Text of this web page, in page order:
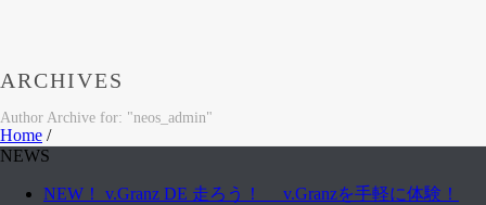
ARCHIVES
Author Archive for: "neos_admin"
Home /
NEWS
NEW！ v.Granz DE 走ろう！ v.Granzを手軽に体験！